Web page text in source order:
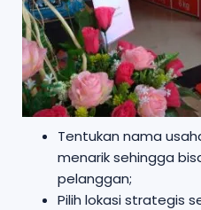
Tentukan nama
menarik sehingga
pelanggan;
Pilih lokasi strategis